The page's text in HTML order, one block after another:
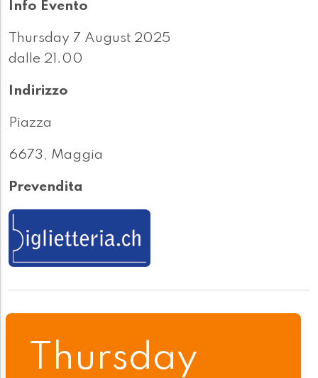
Info Evento
Thursday 7 August 2025
dalle 21.00
Indirizzo
Piazza
6673, Maggia
Prevendita
Thursday